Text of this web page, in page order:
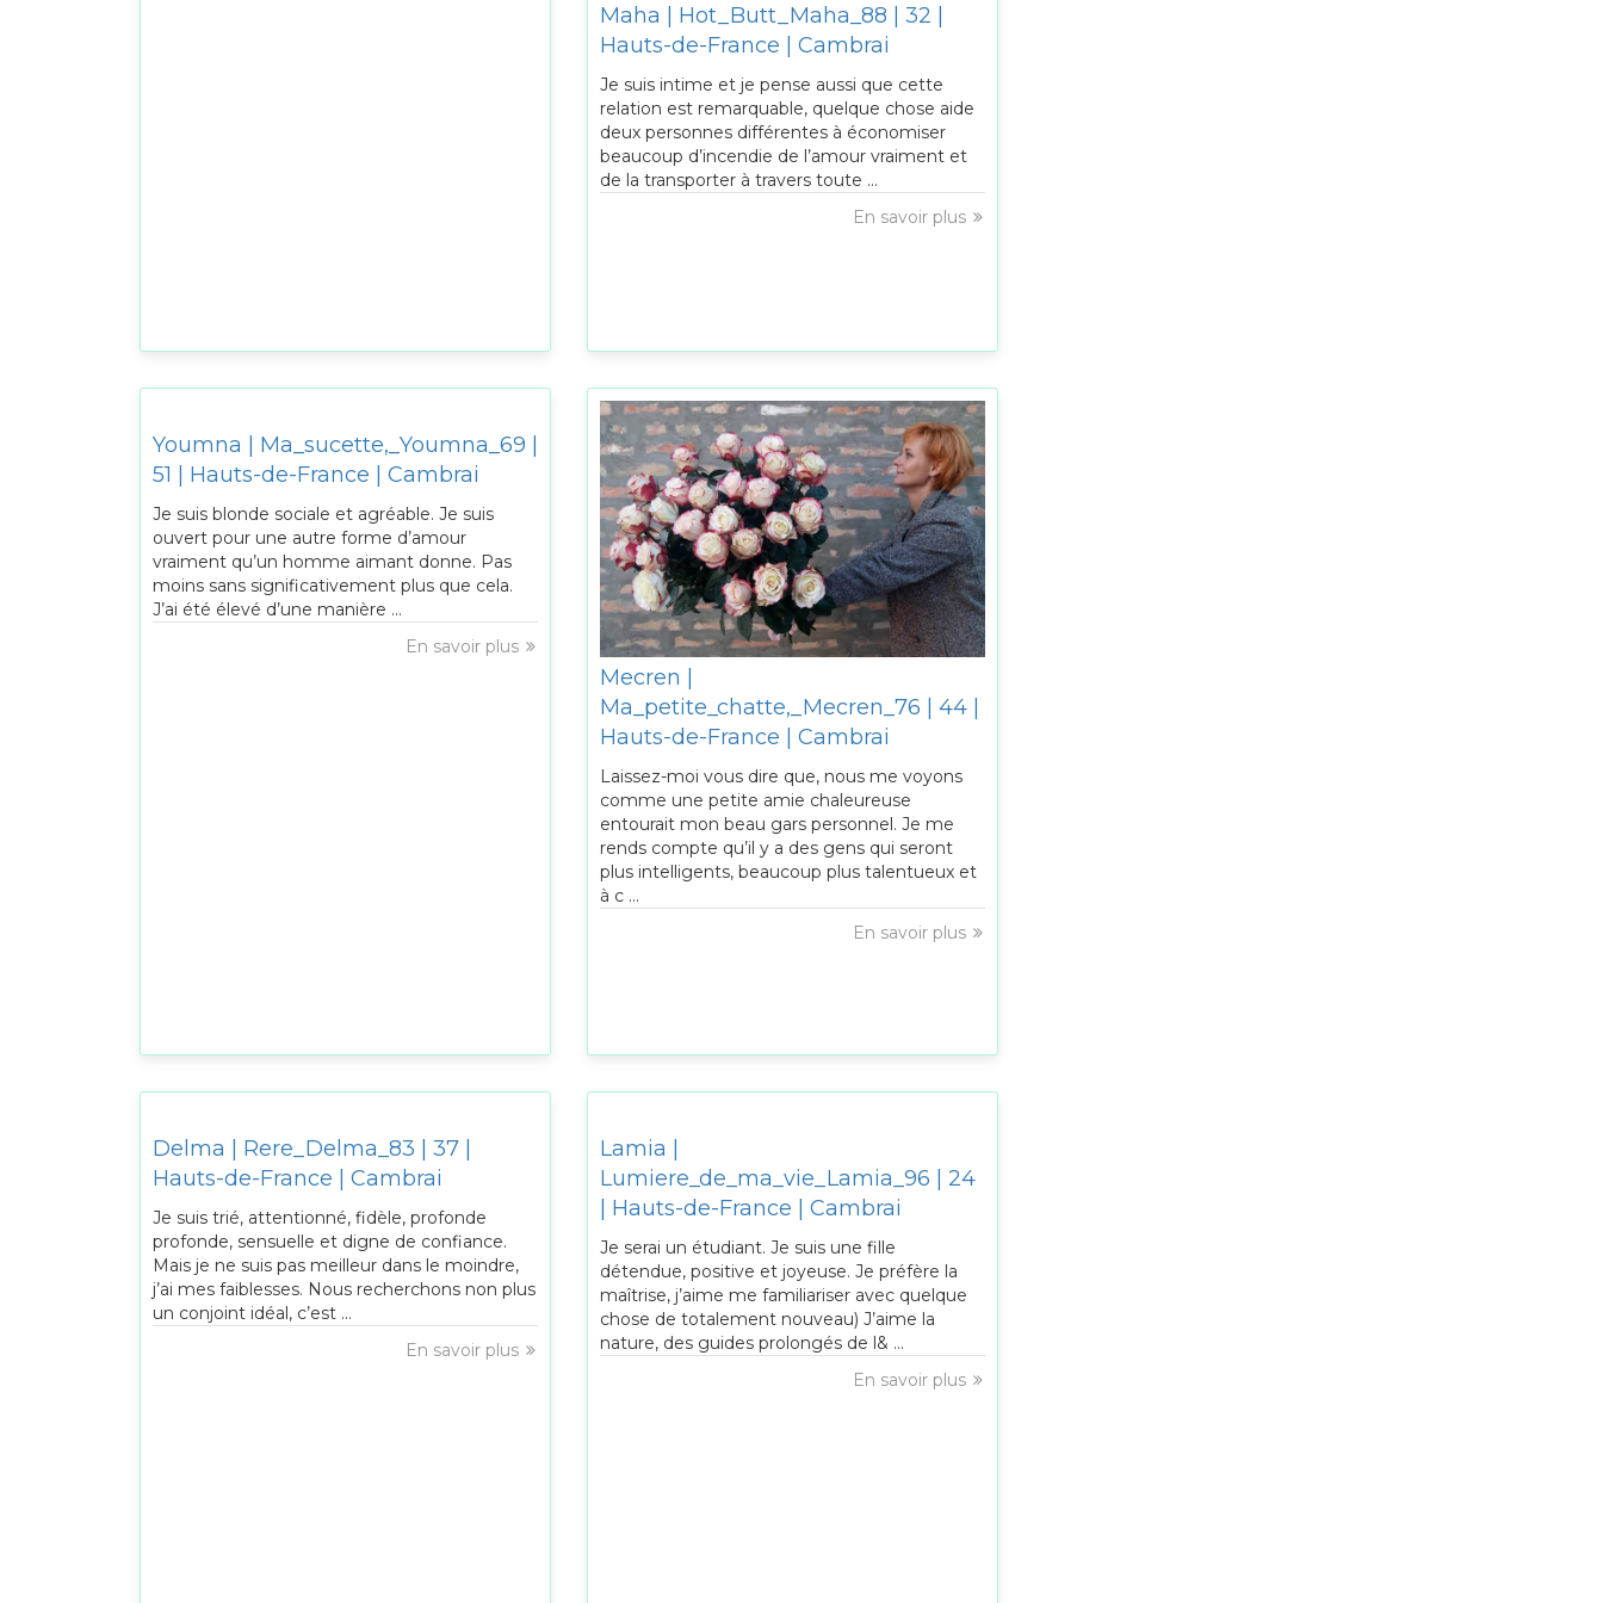
Maha | Hot_Butt_Maha_88 | 32 |
Hauts-de-France | Cambrai
Je suis intime et je pense aussi que cette
relation est remarquable, quelque chose aide
deux personnes différentes à économiser
beaucoup d’incendie de l’amour vraiment et
de la transporter à travers toute ...
En savoir plus
Youmna | Ma_sucette,_Youmna_69 |
51 | Hauts-de-France | Cambrai
Je suis blonde sociale et agréable. Je suis
ouvert pour une autre forme d’amour
vraiment qu’un homme aimant donne. Pas
moins sans significativement plus que cela.
J’ai été élevé d’une manière ...
En savoir plus
Mecren |
Ma_petite_chatte,_Mecren_76 | 44 |
Hauts-de-France | Cambrai
Laissez-moi vous dire que, nous me voyons
comme une petite amie chaleureuse
entourait mon beau gars personnel. Je me
rends compte qu’il y a des gens qui seront
plus intelligents, beaucoup plus talentueux et
à c ...
En savoir plus
Delma | Rere_Delma_83 | 37 |
Hauts-de-France | Cambrai
Je suis trié, attentionné, fidèle, profonde
profonde, sensuelle et digne de confiance.
Mais je ne suis pas meilleur dans le moindre,
j’ai mes faiblesses. Nous recherchons non plus
un conjoint idéal, c’est ...
En savoir plus
Lamia |
Lumiere_de_ma_vie_Lamia_96 | 24
| Hauts-de-France | Cambrai
Je serai un étudiant. Je suis une fille
détendue, positive et joyeuse. Je préfère la
maîtrise, j’aime me familiariser avec quelque
chose de totalement nouveau) J’aime la
nature, des guides prolongés de l& ...
En savoir plus